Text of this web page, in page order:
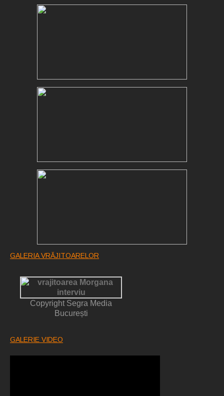
GALERIA VRĂJITOARELOR
Copyright Segra Media
București
GALERIE VIDEO